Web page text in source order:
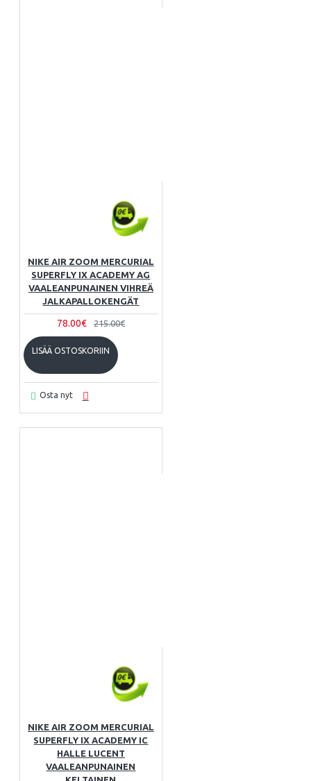
NIKE AIR ZOOM MERCURIAL
SUPERFLY IX ACADEMY AG
VAALEANPUNAINEN VIHREÄ
JALKAPALLOKENGÄT
78.00€ 215.00€
LISÄÄ OSTOSKORIIN
Osta nyt
NIKE AIR ZOOM MERCURIAL
SUPERFLY IX ACADEMY IC
HALLE LUCENT
VAALEANPUNAINEN